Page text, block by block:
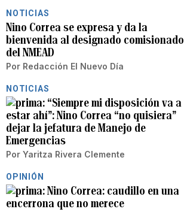
NOTICIAS
Nino Correa se expresa y da la
bienvenida al designado comisionado
del NMEAD
Por Redacción El Nuevo Día
NOTICIAS
“Siempre mi disposición va a
estar ahí”: Nino Correa “no quisiera”
dejar la jefatura de Manejo de
Emergencias
Por Yaritza Rivera Clemente
OPINIÓN
Nino Correa: caudillo en una
encerrona que no merece